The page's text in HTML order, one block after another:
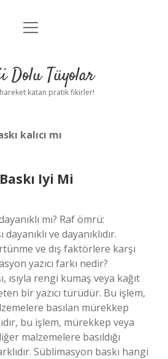
Anasayfa
Yasal Uyarı
menüyü
Dolu Tüyolar
katan pratik fikirler!
kalıcı mı
Iyi Mi
mı? Raf ömrü:
ve dayanıklıdır.
ve dış faktörlere karşı
yazıcı farkı nedir?
ısıyla rengi kumaş veya kağıt
bir yazıcı türüdür. Bu işlem,
basılan mürekkep
bu işlem, mürekkep veya
malzemelere basıldığı
Süblimasyon baskı hangi